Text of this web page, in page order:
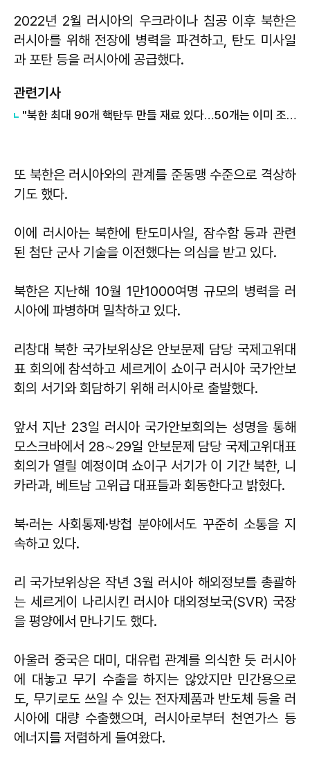
2022년 2월 러시아의 우크라이나 침공 이후 북한은
러시아를 위해 전장에 병력을 파견하고, 탄도 미사일
과 포탄 등을 러시아에 공급했다.
관련기사
"북한 최대 90개 핵탄두 만들 재료 있다…50개는 이미 조립"
또 북한은 러시아와의 관계를 준동맹 수준으로 격상하
기도 했다.
이에 러시아는 북한에 탄도미사일, 잠수함 등과 관련
된 첨단 군사 기술을 이전했다는 의심을 받고 있다.
북한은 지난해 10월 1만1000여명 규모의 병력을 러
시아에 파병하며 밀착하고 있다.
리창대 북한 국가보위상은 안보문제 담당 국제고위대
표 회의에 참석하고 세르게이 쇼이구 러시아 국가안보
회의 서기와 회담하기 위해 러시아로 출발했다.
앞서 지난 23일 러시아 국가안보회의는 성명을 통해
모스크바에서 28∼29일 안보문제 담당 국제고위대표
회의가 열릴 예정이며 쇼이구 서기가 이 기간 북한, 니
카라과, 베트남 고위급 대표들과 회동한다고 밝혔다.
북·러는 사회통제·방첩 분야에서도 꾸준히 소통을 지
속하고 있다.
리 국가보위상은 작년 3월 러시아 해외정보를 총괄하
는 세르게이 나리시킨 러시아 대외정보국(SVR) 국장
을 평양에서 만나기도 했다.
아울러 중국은 대미, 대유럽 관계를 의식한 듯 러시아
에 대놓고 무기 수출을 하지는 않았지만 민간용으로
도, 무기로도 쓰일 수 있는 전자제품과 반도체 등을 러
시아에 대량 수출했으며, 러시아로부터 천연가스 등
에너지를 저렴하게 들여왔다.